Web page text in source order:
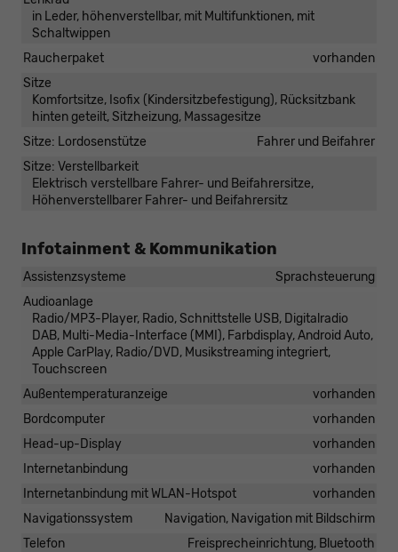
in Leder, höhenverstellbar, mit Multifunktionen, mit
Schaltwippen
Raucherpaket
vorhanden
Sitze
Komfortsitze, Isofix (Kindersitzbefestigung), Rücksitzbank
hinten geteilt, Sitzheizung, Massagesitze
Sitze: Lordosenstütze
Fahrer und Beifahrer
Sitze: Verstellbarkeit
Elektrisch verstellbare Fahrer- und Beifahrersitze,
Höhenverstellbarer Fahrer- und Beifahrersitz
Infotainment & Kommunikation
Assistenzsysteme
Sprachsteuerung
Audioanlage
Radio/MP3-Player, Radio, Schnittstelle USB, Digitalradio
DAB, Multi-Media-Interface (MMI), Farbdisplay, Android Auto,
Apple CarPlay, Radio/DVD, Musikstreaming integriert,
Touchscreen
Außentemperaturanzeige
vorhanden
Bordcomputer
vorhanden
Head-up-Display
vorhanden
Internetanbindung
vorhanden
Internetanbindung mit WLAN-Hotspot
vorhanden
Navigationssystem
Navigation, Navigation mit Bildschirm
Telefon
Freisprecheinrichtung, Bluetooth